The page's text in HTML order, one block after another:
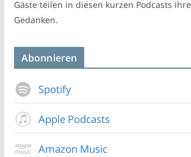
Gäste teilen in diesen kurzen Podcasts ihre
Gedanken.
Abonnieren
Spotify
Apple Podcasts
Amazon Music